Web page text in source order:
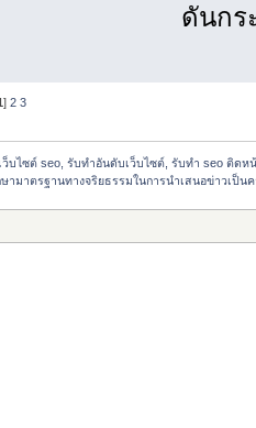
ดันกร
]2 3
ว็บไซต์ seo, รับทำอันดับเว็บไซต์, รับทำ seo ติดห
ษามาตรฐานทางจริยธรรมในการนำเสนอข่าวเป็